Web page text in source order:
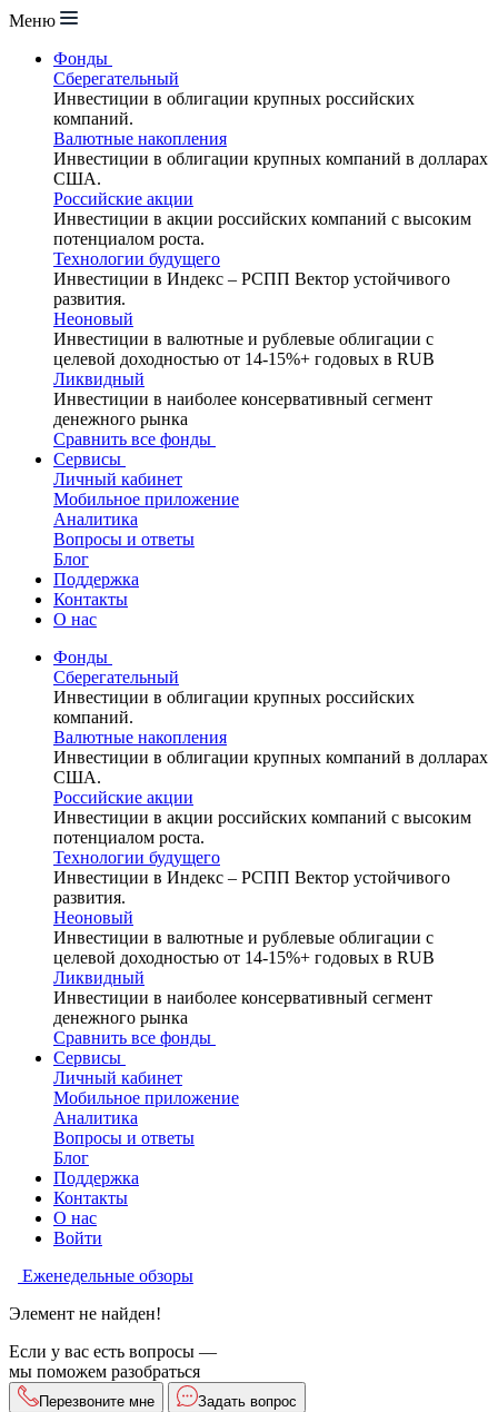
Меню
Фонды
Сберегательный
Инвестиции в облигации крупных российских
компаний.
Валютные накопления
Инвестиции в облигации крупных компаний в долларах
США.
Российские акции
Инвестиции в акции российских компаний с высоким
потенциалом роста.
Технологии будущего
Инвестиции в Индекс – РСПП Вектор устойчивого
развития.
Неоновый
Инвестиции в валютные и рублевые облигации с
целевой доходностью от 14-15%+ годовых в RUB
Ликвидный
Инвестиции в наиболее консервативный сегмент
денежного рынка
Сравнить все фонды
Сервисы
Личный кабинет
Мобильное приложение
Аналитика
Вопросы и ответы
Блог
Поддержка
Контакты
О нас
Фонды
Сберегательный
Инвестиции в облигации крупных российских
компаний.
Валютные накопления
Инвестиции в облигации крупных компаний в долларах
США.
Российские акции
Инвестиции в акции российских компаний с высоким
потенциалом роста.
Технологии будущего
Инвестиции в Индекс – РСПП Вектор устойчивого
развития.
Неоновый
Инвестиции в валютные и рублевые облигации с
целевой доходностью от 14-15%+ годовых в RUB
Ликвидный
Инвестиции в наиболее консервативный сегмент
денежного рынка
Сравнить все фонды
Сервисы
Личный кабинет
Мобильное приложение
Аналитика
Вопросы и ответы
Блог
Поддержка
Контакты
О нас
Войти
Еженедельные обзоры
Элемент не найден!
Если у вас есть вопросы —
мы поможем разобраться
Перезвоните мне Задать вопрос